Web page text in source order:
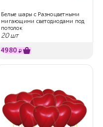
Белые шары с Разноцветными
мигающими светодиодами под
потолок
20 шт
4980 ₽